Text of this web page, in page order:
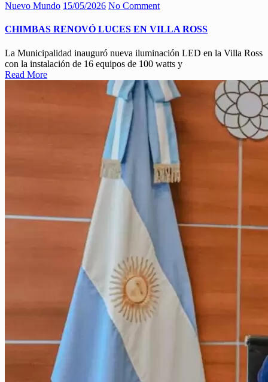
Nuevo Mundo 15/05/2026 No Comment
CHIMBAS RENOVÓ LUCES EN VILLA ROSS
La Municipalidad inauguró nueva iluminación LED en la Villa Ross
con la instalación de 16 equipos de 100 watts y
Read More